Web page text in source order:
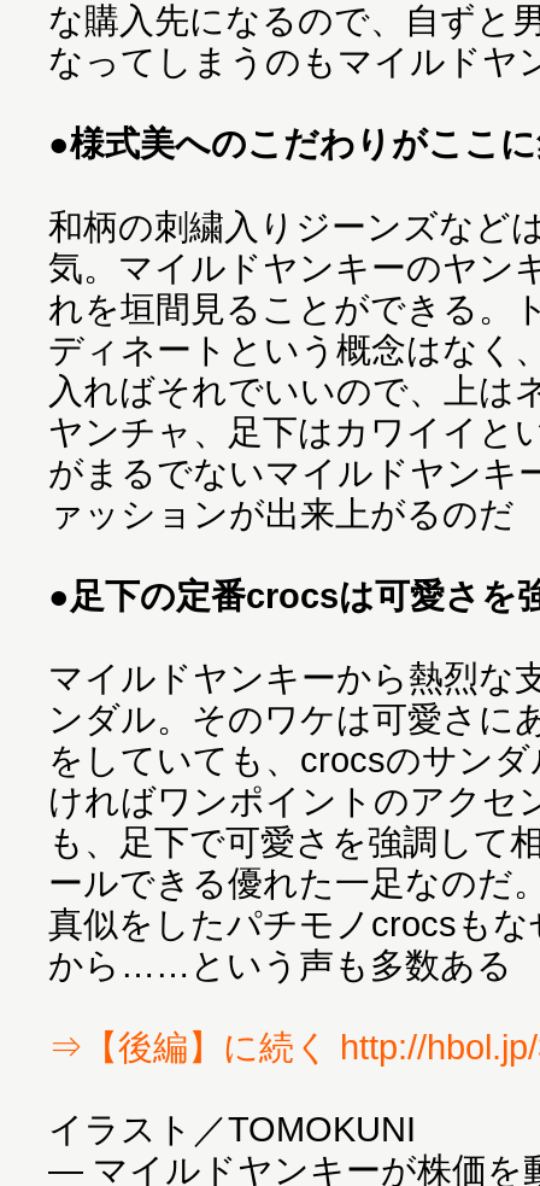
な購入先になるので、自ずと
なってしまうのもマイルドヤ
●様式美へのこだわりがここ
和柄の刺繍入りジーンズなど
気。マイルドヤンキーのヤン
れを垣間見ることができる。
ディネートという概念はなく
入ればそれでいいので、上は
ヤンチャ、足下はカワイイと
がまるでないマイルドヤンキ
ァッションが出来上がるのだ
●足下の定番crocsは可愛さを
マイルドヤンキーから熱烈な
ンダル。そのワケは可愛さに
をしていても、crocsのサン
ければワンポイントのアクセ
も、足下で可愛さを強調して
ールできる優れた一足なのだ
真似をしたパチモノcrocsも
から……という声も多数ある
⇒【後編】に続く http://
イラスト／TOMOKUNI
― マイルドヤンキーが株価を